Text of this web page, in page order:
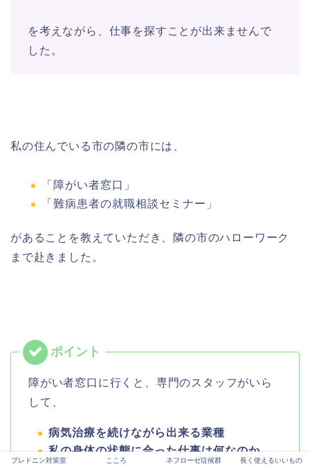
を考えながら、仕事を探すことが出来ませんで
した。
私の住んでいる市の隣の市には、
「障がい者窓口」
「難病患者の就職相談セミナー」
があることを教えていただき、隣の市のハローワーク
まで赴きました。
障がい者窓口に行くと、専門のスタッフがいら
して、
病気治療を続けながら出来る業種
私の身体の状態に合った仕事は何なのか
プレドニン対策室 こころ ネフローゼ症候群 長く使えるいいもの